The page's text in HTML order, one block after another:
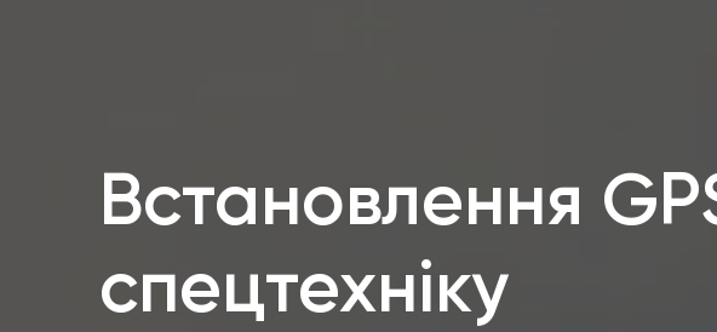
Встановлення
спецтехніку